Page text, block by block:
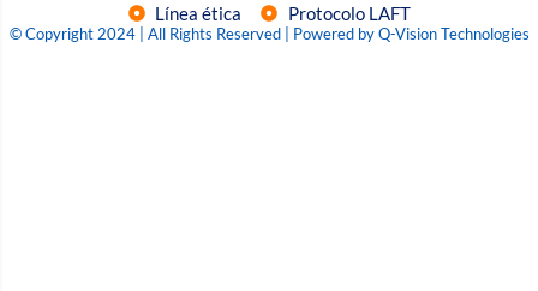
Línea ética
Protocolo LAFT
© Copyright 2024 | All Rights Reserved | Powered by Q-Vision Technologies